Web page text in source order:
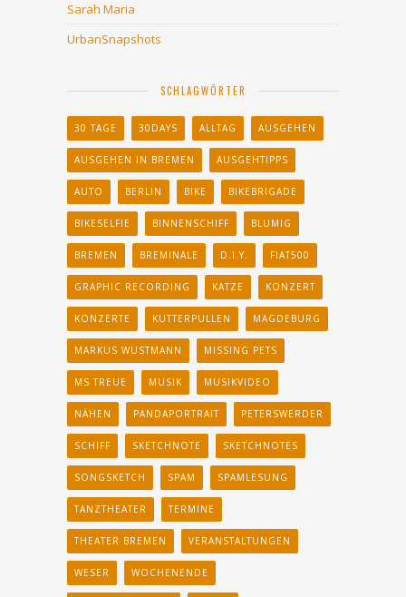
Sarah Maria
UrbanSnapshots
SCHLAGWÖRTER
30 TAGE 30DAYS ALLTAG AUSGEHEN
AUSGEHEN IN BREMEN AUSGEHTIPPS
AUTO BERLIN BIKE BIKEBRIGADE
BIKESELFIE BINNENSCHIFF BLUMIG
BREMEN BREMINALE D.I.Y. FIAT500
GRAPHIC RECORDING KATZE KONZERT
KONZERTE KUTTERPULLEN MAGDEBURG
MARKUS WUSTMANN MISSING PETS
MS TREUE MUSIK MUSIKVIDEO
NÄHEN PANDAPORTRAIT PETERSWERDER
SCHIFF SKETCHNOTE SKETCHNOTES
SONGSKETCH SPAM SPAMLESUNG
TANZTHEATER TERMINE
THEATER BREMEN VERANSTALTUNGEN
WESER WOCHENENDE